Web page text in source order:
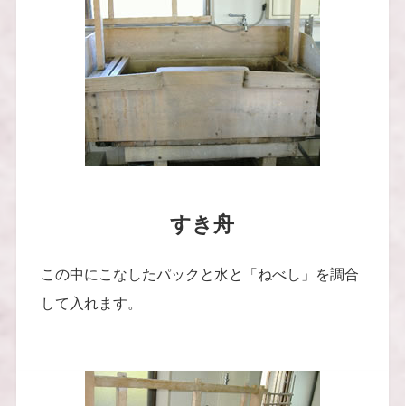
すき舟
この中にこなしたパックと水と「ねべし」を調合
して入れます。